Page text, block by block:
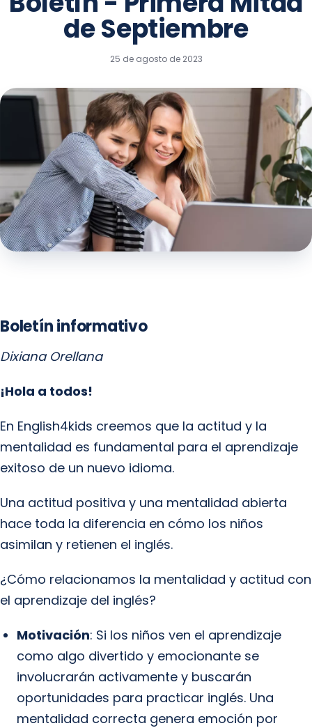
de Septiembre
25 de agosto de 2023
Boletín informativo
Dixiana Orellana
¡Hola a todos!
En English4kids creemos que la actitud y la
mentalidad es fundamental para el aprendizaje
exitoso de un nuevo idioma.
Una actitud positiva y una mentalidad abierta
hace toda la diferencia en cómo los niños
asimilan y retienen el inglés.
¿Cómo relacionamos la mentalidad y actitud con
el aprendizaje del inglés?
Motivación: Si los niños ven el aprendizaje
como algo divertido y emocionante se
involucrarán activamente y buscarán
oportunidades para practicar inglés. Una
mentalidad correcta genera emoción por